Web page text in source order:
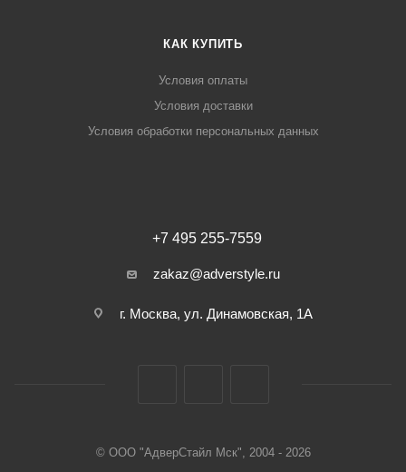
КАК КУПИТЬ
Условия оплаты
Условия доставки
Условия обработки персональных данных
+7 495 255-7559
zakaz@adverstyle.ru
г. Москва, ул. Динамовская, 1А
© ООО "АдверСтайл Мск", 2004 - 2026